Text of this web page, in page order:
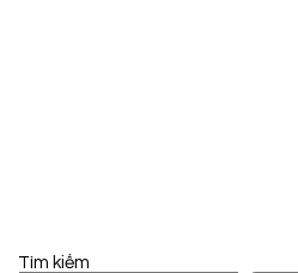
Tìm kiếm